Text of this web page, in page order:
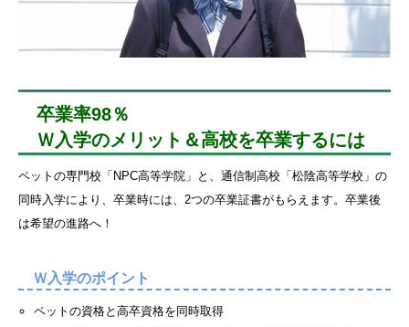
卒業率98％
Ｗ入学のメリット＆高校を卒業するには
ペットの専門校「NPC高等学院」と、通信制高校「松陰高等学校」の
同時入学により、卒業時には、2つの卒業証書がもらえます。卒業後
は希望の進路へ！
Ｗ入学のポイント
ペットの資格と高卒資格を同時取得